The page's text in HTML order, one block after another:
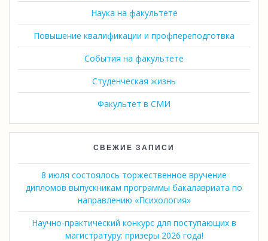
Наука на факультете
Повышение квалификации и профпереподготвка
События на факультете
Студенческая жизнь
Факультет в СМИ
СВЕЖИЕ ЗАПИСИ
8 июля состоялось торжественное вручение
дипломов выпускникам программы бакалавриата по
направлению «Психология»
Научно-практический конкурс для поступающих в
магистратуру: призеры 2026 года!